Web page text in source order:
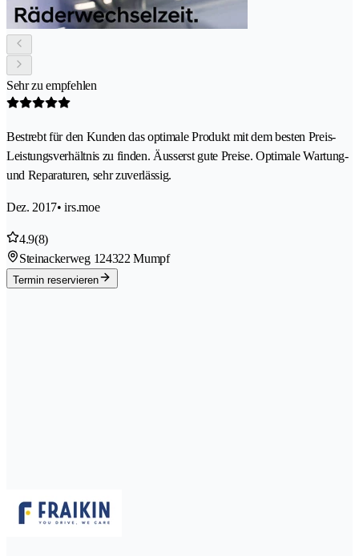
Sehr zu empfehlen
Bestrebt für den Kunden das optimale Produkt mit dem besten Preis-
Leistungsverhältnis zu finden. Äusserst gute Preise. Optimale Wartung-
und Reparaturen, sehr zuverlässig.
Dez. 2017• irs.moe
4.9(8)
Steinackerweg 124322 Mumpf
Termin reservieren